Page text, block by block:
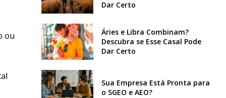
ou
Dar Certo
Áries e Libra Combinam?
Descubra se Esse Casal Pode
Dar Certo
Sua Empresa Está Pronta para
o SGEO e AEO?